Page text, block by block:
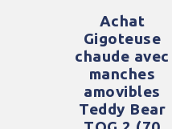
Achat
Gigoteuse
chaude avec
manches
amovibles
Teddy Bear